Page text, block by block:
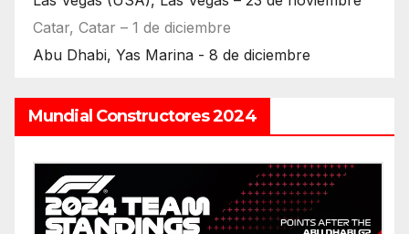
Catar, Catar – 1 de diciembre
Abu Dhabi, Yas Marina - 8 de diciembre
Mundial Constructores 2024